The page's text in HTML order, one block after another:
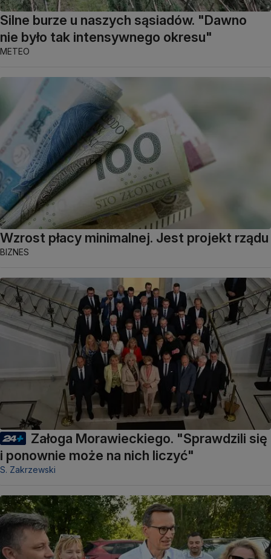
Silne burze u naszych sąsiadów. "Dawno
nie było tak intensywnego okresu"
METEO
Wzrost płacy minimalnej. Jest projekt rządu
BIZNES
Załoga Morawieckiego. "Sprawdzili się
i ponownie może na nich liczyć"
S. Zakrzewski